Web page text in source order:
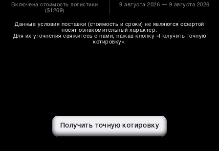
Включена стоимость логистики
($1269)
9 августа 2026 — 9 августа 2026
Данные условия поставки (стоимость и сроки) не являются офертой
носят ознакомительный характер.
Для их уточнения свяжитесь с нами, нажав кнопку «Получить точную
котировку».
Получить точную котировку